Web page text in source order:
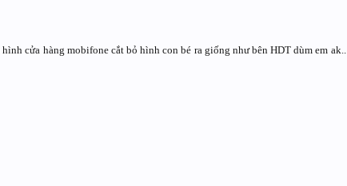
cửa hàng mobifone cắt bỏ hình con bé ra giống như bên HDT dùm em ak..